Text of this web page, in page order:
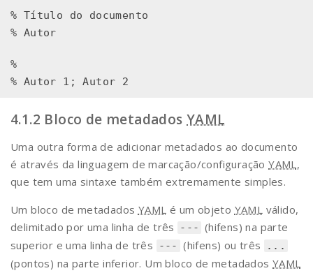
% Título do documento
%
Bloco de metadadosYAML
Uma outra forma de adicionar metadados ao documento
é através da linguagem de marcação/configuraçãoYAML,
que tem uma sintaxe também extremamente simples.
Um bloco de metadados YAML é um objeto YAML válido,
delimitado por uma linha de três
--- (hifens) na parte
superior e uma linha de três
--- (hifens) ou três ...
(pontos) na parte inferior. Um bloco de metadados YAML